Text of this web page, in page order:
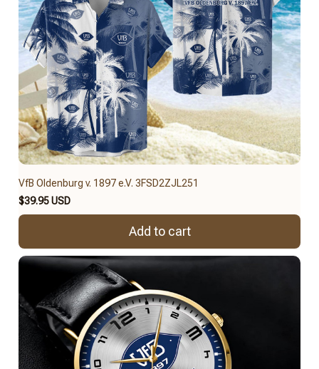
VfB Oldenburg v. 1897 e.V. 3FSD2ZJL251
$39.95 USD
Add to cart